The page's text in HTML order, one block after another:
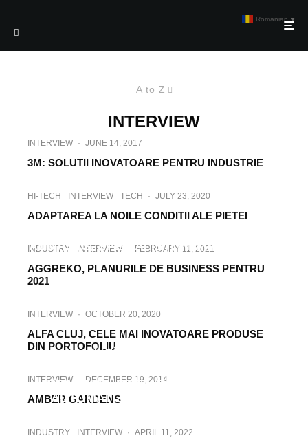
A to Z
INTERVIEW
INTERVIEW · JUNE 14, 2017
3M: SOLUTII INOVATOARE PENTRU INDUSTRIE
HI-TECH INTERVIEW TECH · JULY 23, 2020
ADAPTAREA LA NOILE CONDITII ALE PIETEI
ADMASYS, SPECIALIȘTI ÎN IMPRIMARE ȘI
INDUSTRY INTERVIEW FEBRUARY 11, 2021
AGGREKO, PLANURILE DE BUSINESS PENTRU
2021
INTERVIEW · OCTOBER 20, 2020
ALFA CLUJ, CELE MAI INOVATOARE PRODUSE
DIN PORTOFOLIU
INTERVIEW
DOMENIUL TESTARII ELECTRICE SI
AUTOMATIZARILOR INDUSTRIALE
INTERVIEW DECEMBER 19, 2014
AMBER GARDENS
INDUSTRY INTERVIEW · APRIL 11, 2022
Romanian ▼